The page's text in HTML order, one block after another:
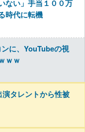
ない」手当１００万
時代に転機
ンに、YouTubeの視
ｗｗ
演タレントから性被